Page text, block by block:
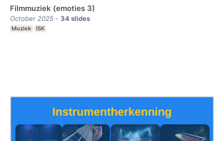
Filmmuziek (emoties 3)
October 2025 - 34slides
Muziek ISK